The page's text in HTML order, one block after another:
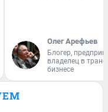
Олег Арефьев
Блогер,
владелец в
бизнесе